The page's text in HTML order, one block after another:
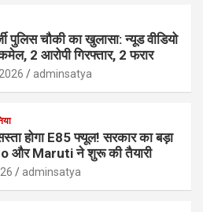
पुलिस चौकी का खुलासा: न्यूड वीडियो
2 आरोपी गिरफ्तार, 2 फरार
adminsatya
होगा E85 फ्यूल! सरकार का बड़ा
और Maruti ने शुरू की तैयारी
adminsatya